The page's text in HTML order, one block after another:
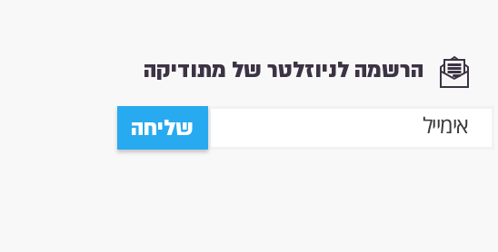
הרשמה לניוזלטר של מתודיקה
שליחה